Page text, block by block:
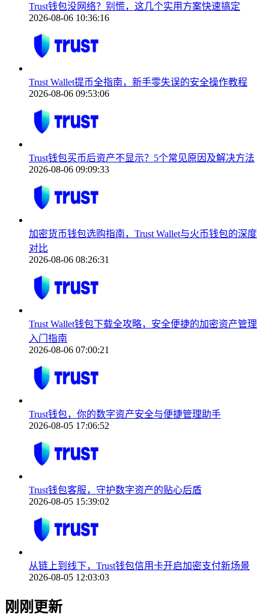
Trust钱包没网络？别慌，这几个实用方案快速搞定
2026-08-06 10:36:16
Trust Wallet提币全指南，新手零失误的安全操作教程
2026-08-06 09:53:06
Trust钱包买币后资产不显示？5个常见原因及解决方法
2026-08-06 09:09:33
加密货币钱包选购指南，Trust Wallet与火币钱包的深度
对比
2026-08-06 08:26:31
Trust Wallet钱包下载全攻略，安全便捷的加密资产管理
入门指南
2026-08-06 07:00:21
Trust钱包，你的数字资产安全与便捷管理助手
2026-08-05 17:06:52
Trust钱包客服，守护数字资产的贴心后盾
2026-08-05 15:39:02
从链上到线下，Trust钱包信用卡开启加密支付新场景
2026-08-05 12:03:03
刚刚更新